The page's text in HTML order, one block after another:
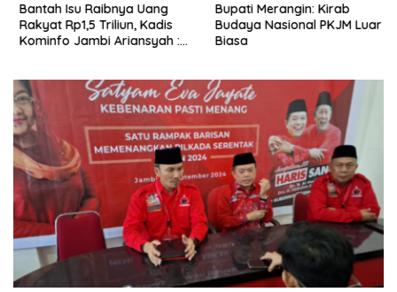
Bantah Isu Raibnya Uang
Rakyat Rp1,5 Triliun, Kadis
Kominfo Jambi Ariansyah :
Sejak 2002
Bupati Merangin: Kirab
Budaya Nasional PKJM Luar
Biasa